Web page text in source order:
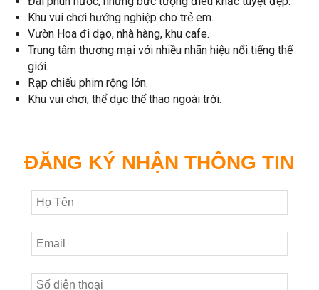
Khu vui chơi hướng nghiệp cho trẻ em.
Vườn Hoa đi dạo, nhà hàng, khu cafe.
Trung tâm thương mại với nhiều nhãn hiệu nổi tiếng thế
giới.
Rạp chiếu phim rộng lớn.
Khu vui chơi, thể dục thể thao ngoài trời.
ĐĂNG KÝ NHẬN THÔNG TIN